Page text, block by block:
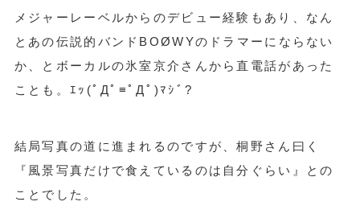
メジャーレーベルからのデビュー経験もあり、なん
とあの伝説的バンドBOØWYのドラマーにならない
か、とボーカルの氷室京介さんから直電話があった
ことも。ｴｯ(ﾟДﾟ≡ﾟДﾟ)ﾏｼﾞ?
結局写真の道に進まれるのですが、桐野さん曰く
『風景写真だけで食えているのは自分ぐらい』との
ことでした。